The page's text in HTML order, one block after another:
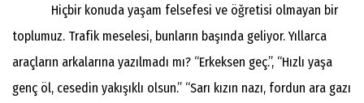
Hiçbir konuda yaşam felsefesi ve öğretisi olmayan bir
toplumuz. Trafik meselesi, bunların başında geliyor. Yıllarca
araçların arkalarına yazılmadı mı? “Erkeksen geç.”, “Hızlı yaşa
genç öl, cesedin yakışıklı olsun.” “Sarı kızın nazı, fordun ara gazı